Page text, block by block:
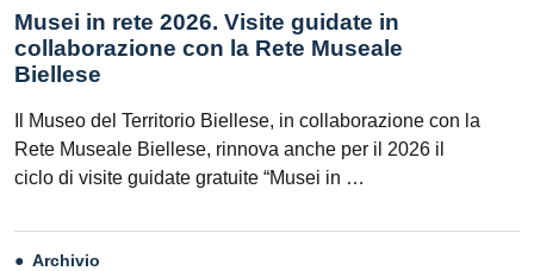
Musei in rete 2026. Visite guidate in
collaborazione con la Rete Museale
Biellese
Il Museo del Territorio Biellese, in collaborazione con la
Rete Museale Biellese, rinnova anche per il 2026 il
ciclo di visite guidate gratuite “Musei in …
Archivio